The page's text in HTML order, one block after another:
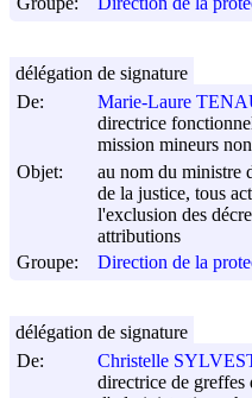
De:
Marie-Laure
directrice
mission mineurs
Objet:
au nom du ministre
de la justice, tous
l'exclusion des
attributions
Groupe:
Direction de la
délégation de signature
De:
Christelle
directrice de greffes
délégation de signature